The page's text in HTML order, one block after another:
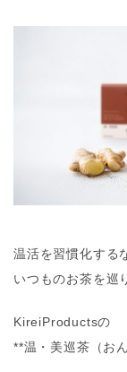
温活を習慣化する
いつものお茶を巡
KireiProductsの
**温・美巡茶（お